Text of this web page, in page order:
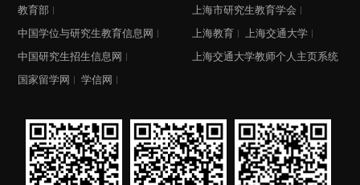
教育部
中国学位与研究生教育信息网
中国研究生招生信息网
国家留学网
学信网
上海市研究生教育学会
上海教育
上海交通大学
上海交通大学教师个人主页系统